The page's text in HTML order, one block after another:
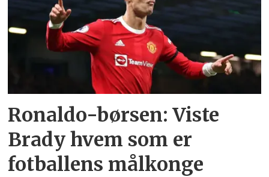
Ronaldo-børsen: Viste
Brady hvem som er
fotballens målkonge